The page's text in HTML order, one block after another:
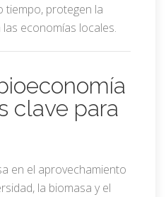
tiempo, protegen la
economías locales.
clave para
en el aprovechamiento
la biomasa y el